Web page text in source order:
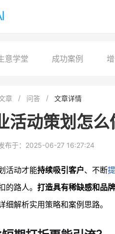
意学堂 成功案例
章 问答 文章详情
活动策划怎
布于：2025-06-27 16:27:24
活动才能持续吸引客户、不断
的路人。 打造具有稀缺感和品
细解析实用策略和案例思路。